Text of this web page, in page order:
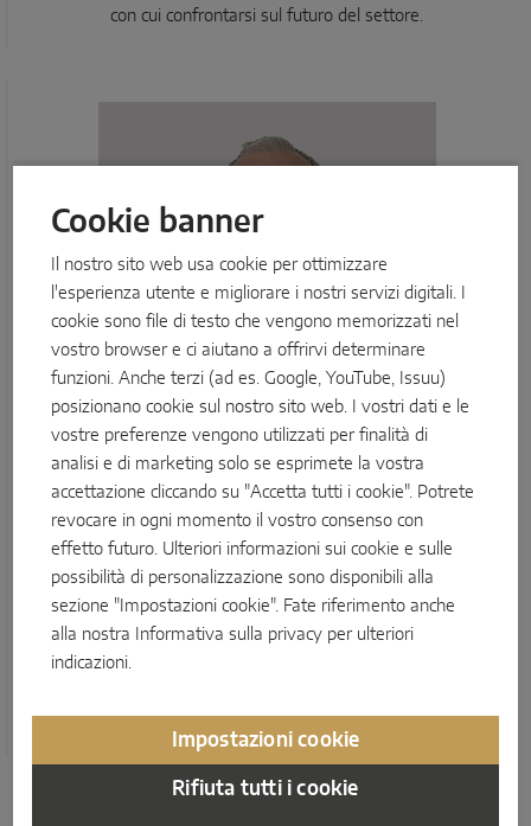
con cui confrontarsi sul futuro del settore.
Paolo Callegari
Product & Sales Manager - Scorrevoli
Paolo Callegari è Product & Sales Manager per il settore
scorrevoli. Grazie alla sua conoscenza ingegneristica e alla
Cookie banner
Il nostro sito web usa cookie per ottimizzare
l'esperienza utente e migliorare i nostri servizi digitali. I
cookie sono file di testo che vengono memorizzati nel
vostro browser e ci aiutano a offrirvi determinare
funzioni. Anche terzi (ad es. Google, YouTube, Issuu)
posizionano cookie sul nostro sito web. I vostri dati e le
vostre preferenze vengono utilizzati per finalità di
analisi e di marketing solo se esprimete la vostra
accettazione cliccando su "Accetta tutti i cookie". Potrete
revocare in ogni momento il vostro consenso con
effetto futuro. Ulteriori informazioni sui cookie e sulle
possibilità di personalizzazione sono disponibili alla
sezione "Impostazioni cookie". Fate riferimento anche
alla nostra
Informativa sulla privacy per ulteriori
indicazioni.
Impostazioni cookie
Rifiuta tutti i cookie